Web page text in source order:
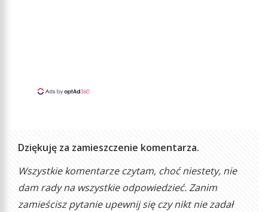
Dziękuję za zamieszczenie komentarza.
Wszystkie komentarze czytam, choć niestety, nie
dam rady na wszystkie odpowiedzieć. Zanim
zamieścisz pytanie upewnij się czy nikt nie zadał